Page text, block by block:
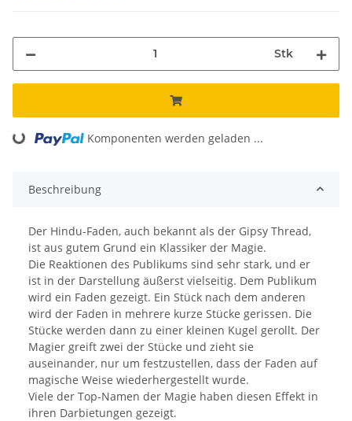
Stk
Loading... Komponenten werden geladen ...
Beschreibung
Der Hindu-Faden, auch bekannt als der Gipsy Thread,
ist aus gutem Grund ein Klassiker der Magie.
Die Reaktionen des Publikums sind sehr stark, und er
ist in der Darstellung äußerst vielseitig. Dem Publikum
wird ein Faden gezeigt. Ein Stück nach dem anderen
wird der Faden in mehrere kurze Stücke gerissen. Die
Stücke werden dann zu einer kleinen Kugel gerollt. Der
Magier greift zwei der Stücke und zieht sie
auseinander, nur um festzustellen, dass der Faden auf
magische Weise wiederhergestellt wurde.
Viele der Top-Namen der Magie haben diesen Effekt in
ihren Darbietungen gezeigt.